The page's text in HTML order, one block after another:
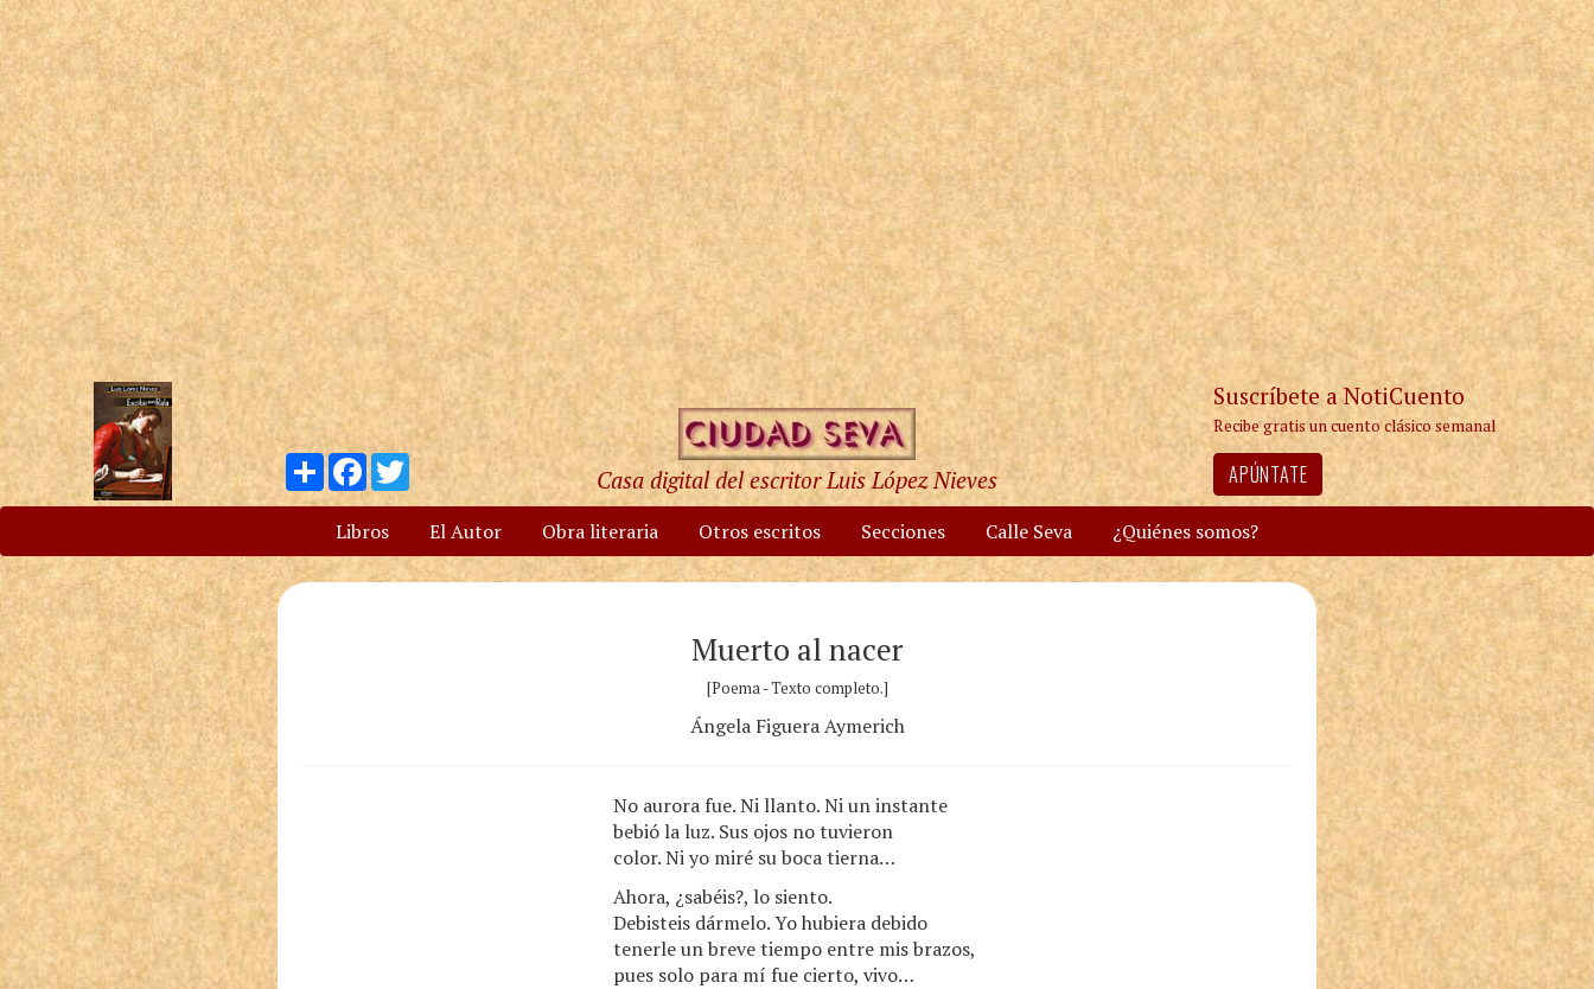
Compartir
Facebook
Twitter
Casa digital del escritor Luis López Nieves
Suscríbete a NotiCuento
Recibe gratis un cuento clásico semanal
APÚNTATE
Libros El Autor Obra literaria Otros escritos Secciones Calle Seva ¿Quiénes somos?
Muerto al nacer
[Poema - Texto completo.]
Ángela Figuera Aymerich
No aurora fue. Ni llanto. Ni un instante
bebió la luz. Sus ojos no tuvieron
color. Ni yo miré su boca tierna…
Ahora, ¿sabéis?, lo siento.
Debisteis dármelo. Yo hubiera debido
tenerle un breve tiempo entre mis brazos,
pues solo para mí fue cierto, vivo…